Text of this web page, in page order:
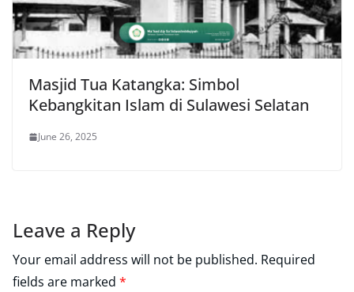
Masjid Tua Katangka: Simbol
Kebangkitan Islam di Sulawesi Selatan
June 26, 2025
Leave a Reply
Your email address will not be published. Required
fields are marked *